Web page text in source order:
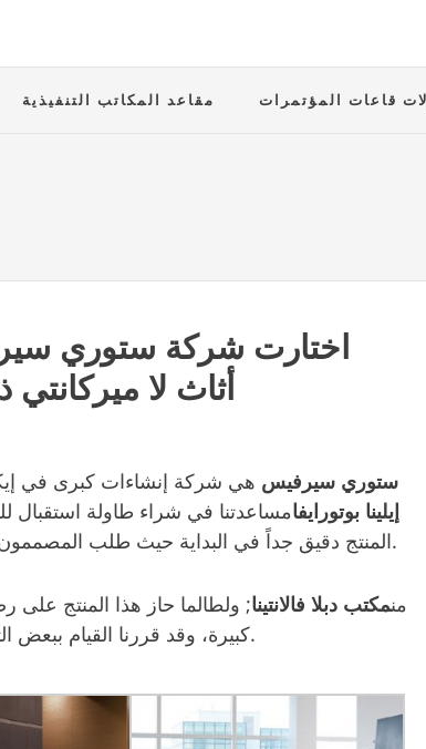
مقاعد المكاتب التنفيذية قاعات المؤتمرات
اختارت شركة ستوري
أثاث لا ميركانتي
ستوري سيرفيس هي شركة إنشاءات كبرى في
إيلينا بوتورايفامساعدتنا في شراء طاولة استقبال
المنتج دقيق جداً في البداية حيث طلب المصممون بعض الخصائص الجمالية والهيكلية في نفس الوقت.
منمكتب دبلا فالانتينا; ولطالما حاز هذا المنتج على
كبيرة، وقد قررنا القيام ببعض التعديلات الصغيرة بحيث يتماشى مع احتياجات العميل.